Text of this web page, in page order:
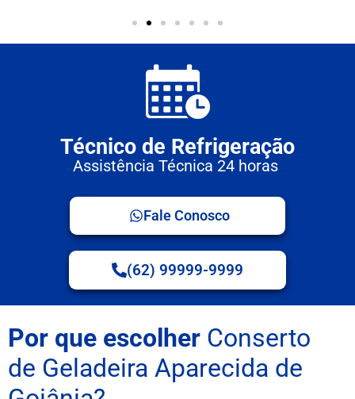
Técnico de Refrigeração
Assistência Técnica 24 horas
Fale Conosco
(62) 99999-9999
Por que escolher Conserto
de Geladeira Aparecida de